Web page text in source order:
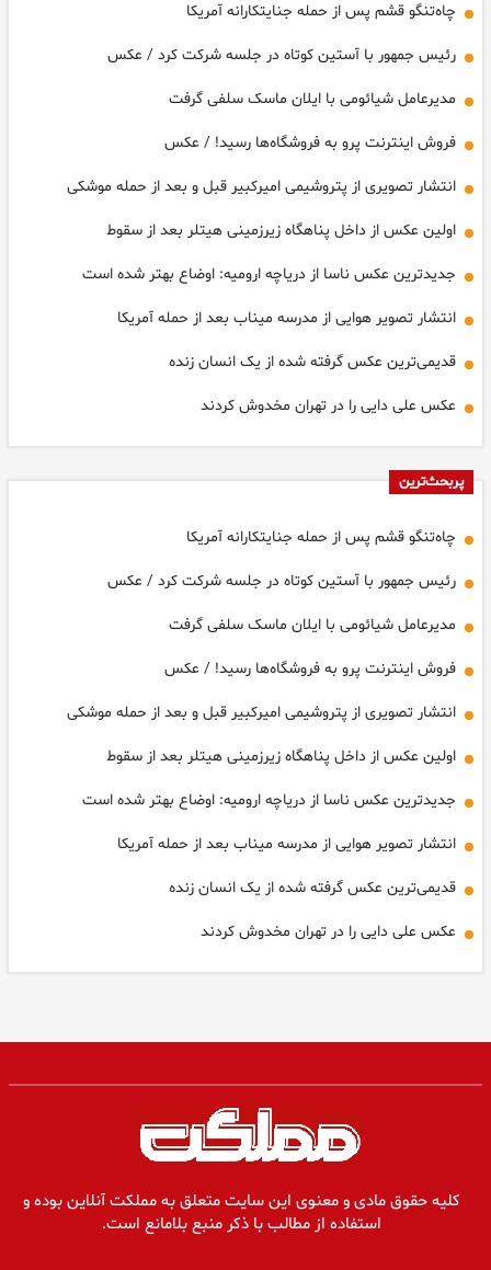
چاه‌تنگو قشم پس از حمله جنایتکارانه آمریکا
رئیس جمهور با آستین کوتاه در جلسه شرکت کرد / عکس
مدیرعامل شیائومی با ایلان ماسک سلفی گرفت
فروش اینترنت پرو به فروشگاه‌ها رسید! / عکس
انتشار تصویری از پتروشیمی امیرکبیر قبل و بعد از حمله موشکی
اولین عکس از داخل پناهگاه زیرزمینی هیتلر بعد از سقوط
جدیدترین عکس ناسا از دریاچه ارومیه: اوضاع بهتر شده است
انتشار تصویر هوایی از مدرسه میناب بعد از حمله آمریکا
قدیمی‌ترین عکس گرفته شده از یک انسان زنده
عکس علی دایی را در تهران مخدوش کردند
پربحث‌ترین
چاه‌تنگو قشم پس از حمله جنایتکارانه آمریکا
رئیس جمهور با آستین کوتاه در جلسه شرکت کرد / عکس
مدیرعامل شیائومی با ایلان ماسک سلفی گرفت
فروش اینترنت پرو به فروشگاه‌ها رسید! / عکس
انتشار تصویری از پتروشیمی امیرکبیر قبل و بعد از حمله موشکی
اولین عکس از داخل پناهگاه زیرزمینی هیتلر بعد از سقوط
جدیدترین عکس ناسا از دریاچه ارومیه: اوضاع بهتر شده است
انتشار تصویر هوایی از مدرسه میناب بعد از حمله آمریکا
قدیمی‌ترین عکس گرفته شده از یک انسان زنده
عکس علی دایی را در تهران مخدوش کردند
کلیه حقوق مادی و معنوی این سایت متعلق به مملکت آنلاین بوده و
استفاده از مطالب با ذکر منبع بلامانع است.